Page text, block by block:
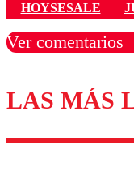
HOYSESALE
Ver comentarios
Los
Nombre
LAS MÁS